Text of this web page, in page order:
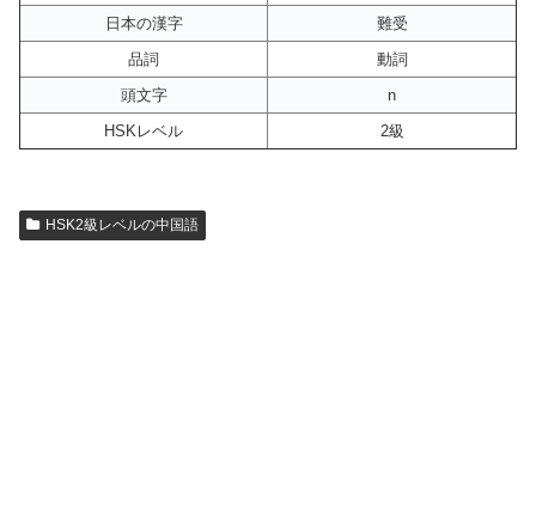
日本の漢字
難受
品詞
動詞
頭文字
n
HSKレベル
2級
HSK2級レベルの中国語